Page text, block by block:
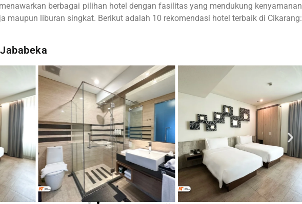
berbagai pilihan hotel dengan fasilitas yang mendukung kenyamanan
maupun liburan singkat. Berikut adalah 10 rekomendasi hotel terbaik di Cikarang: